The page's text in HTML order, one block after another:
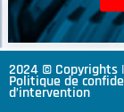
2024 © Copyrights
Politique de
d’intervention